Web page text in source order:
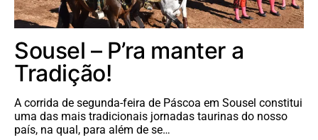
Sousel – P’ra manter a
Tradição!
A corrida de segunda-feira de Páscoa em Sousel constitui
uma das mais tradicionais jornadas taurinas do nosso
país, na qual, para além de se…